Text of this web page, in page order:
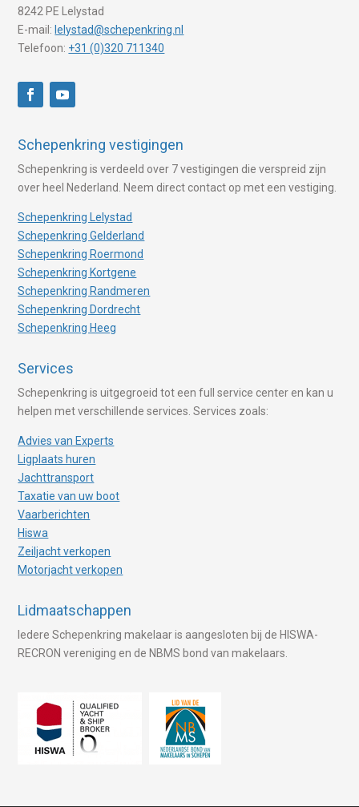
8242 PE Lelystad
E-mail: lelystad@schepenkring.nl
Telefoon: +31 (0)320 711340
Schepenkring vestigingen
Schepenkring is verdeeld over 7 vestigingen die verspreid zijn
over heel Nederland. Neem direct contact op met een vestiging.
Schepenkring Lelystad
Schepenkring Gelderland
Schepenkring Roermond
Schepenkring Kortgene
Schepenkring Randmeren
Schepenkring Dordrecht
Schepenkring Heeg
Services
Schepenkring is uitgegroeid tot een full service center en kan u
helpen met verschillende services. Services zoals:
Advies van Experts
Ligplaats huren
Jachttransport
Taxatie van uw boot
Vaarberichten
Hiswa
Zeiljacht verkopen
Motorjacht verkopen
Lidmaatschappen
Iedere Schepenkring makelaar is aangesloten bij de HISWA-
RECRON vereniging en de NBMS bond van makelaars.